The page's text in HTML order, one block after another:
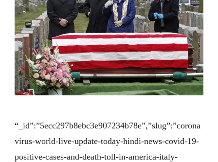
“_id”:”5ecc297b8ebc3e907234b78e”,”slug”:”corona
virus-world-live-update-today-hindi-news-covid-19-
positive-cases-and-death-toll-in-america-italy-